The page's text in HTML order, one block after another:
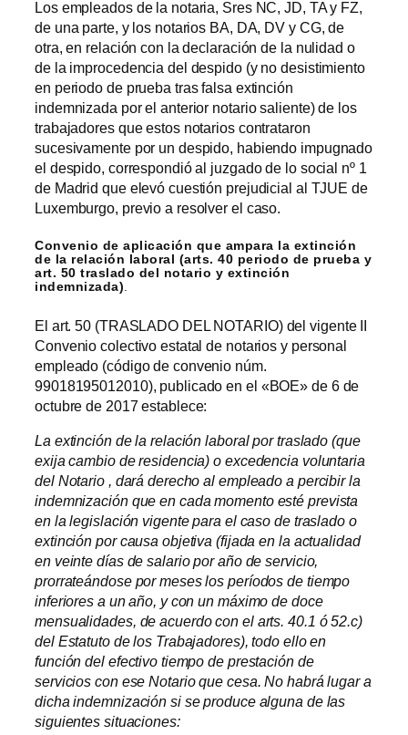
Los empleados de la notaria, Sres NC, JD, TA y FZ,
de una parte, y los notarios BA, DA, DV y CG, de
otra, en relación con la declaración de la nulidad o
de la improcedencia del despido (y no desistimiento
en periodo de prueba tras falsa extinción
indemnizada por el anterior notario saliente) de los
trabajadores que estos notarios contrataron
sucesivamente por un despido, habiendo impugnado
el despido, correspondió al juzgado de lo social nº 1
de Madrid que elevó cuestión prejudicial al TJUE de
Luxemburgo, previo a resolver el caso.
Convenio de aplicación que ampara la extinción
de la relación laboral (arts. 40 periodo de prueba y
art. 50 traslado del notario y extinción
indemnizada)
El art. 50 (TRASLADO DEL NOTARIO) del vigente II
Convenio colectivo estatal de notarios y personal
empleado (código de convenio núm.
99018195012010), publicado en el «BOE» de 6 de
octubre de 2017 establece:
La extinción de la relación laboral por traslado (que
exija cambio de residencia) o excedencia voluntaria
del Notario , dará derecho al empleado a percibir la
indemnización que en cada momento esté prevista
en la legislación vigente para el caso de traslado o
extinción por causa objetiva (fijada en la actualidad
en veinte días de salario por año de servicio,
prorrateándose por meses los períodos de tiempo
inferiores a un año, y con un máximo de doce
mensualidades, de acuerdo con el arts. 40.1 ó 52.c)
del Estatuto de los Trabajadores), todo ello en
función del efectivo tiempo de prestación de
servicios con ese Notario que cesa. No habrá lugar a
dicha indemnización si se produce alguna de las
siguientes situaciones: